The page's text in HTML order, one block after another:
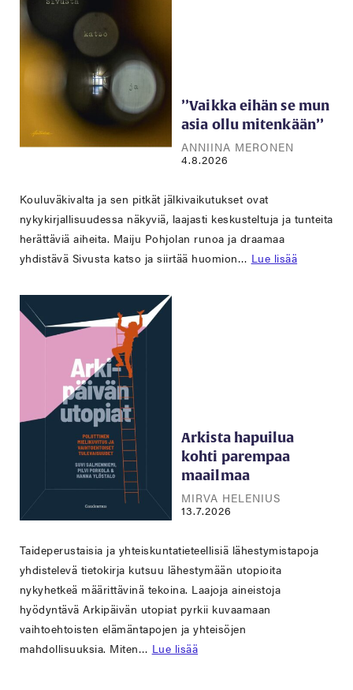
’’Vaikka eihän se mun
asia ollu mitenkään’’
ANNIINA MERONEN
4.8.2026
Kouluväkivalta ja sen pitkät jälkivaikutukset ovat
nykykirjallisuudessa näkyviä, laajasti keskusteltuja ja tunteita
herättäviä aiheita. Maiju Pohjolan runoa ja draamaa
yhdistävä Sivusta katso ja siirtää huomion… Lue lisää
Arkista hapuilua
kohti parempaa
maailmaa
MIRVA HELENIUS
13.7.2026
Taideperustaisia ja yhteiskuntatieteellisiä lähestymistapoja
yhdistelevä tietokirja kutsuu lähestymään utopioita
nykyhetkeä määrittävinä tekoina. Laajoja aineistoja
hyödyntävä Arkipäivän utopiat pyrkii kuvaamaan
vaihtoehtoisten elämäntapojen ja yhteisöjen
mahdollisuuksia. Miten… Lue lisää